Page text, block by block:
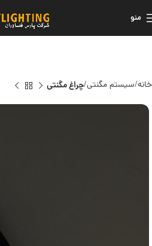
منو
خانه سیستم مگنتی چراغ مگنتی